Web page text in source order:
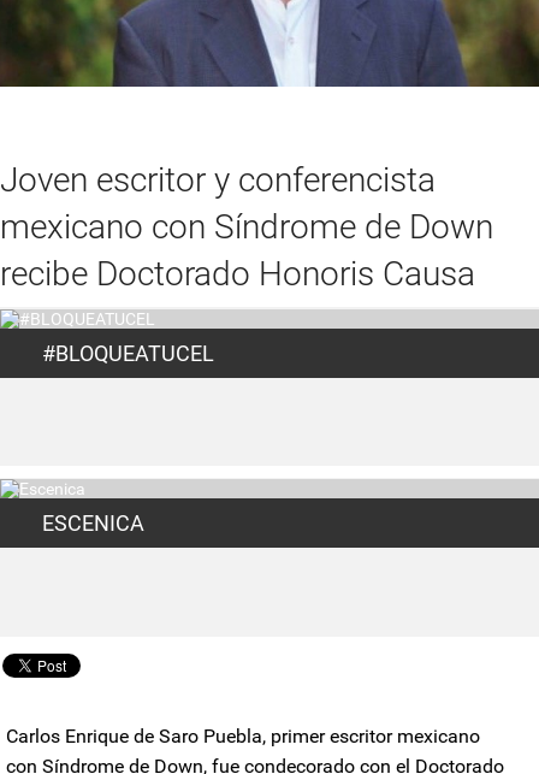
Joven escritor y conferencista
mexicano con Síndrome de Down
recibe Doctorado Honoris Causa
#BLOQUEATUCEL
ESCENICA
Carlos Enrique de Saro Puebla, primer escritor mexicano
con Síndrome de Down, fue condecorado con el Doctorado